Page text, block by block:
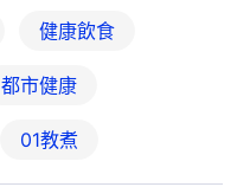
健康飲食
都市健康
01教煮